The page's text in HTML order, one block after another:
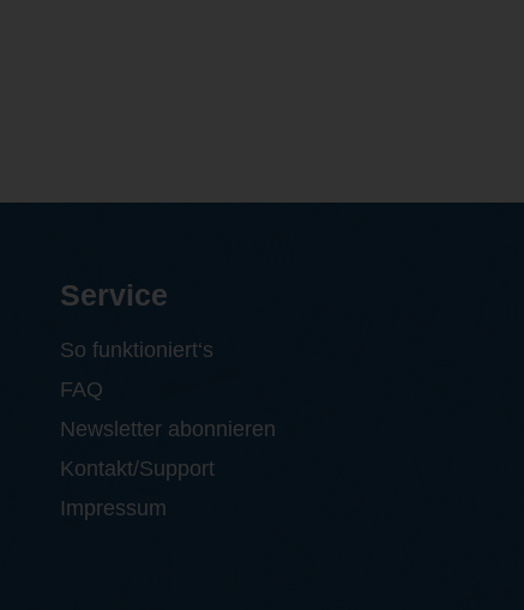
Service
So funktioniert‘s
FAQ
Newsletter abonnieren
Kontakt/Support
Impressum